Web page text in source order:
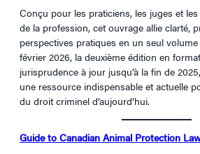
Conçu pour les praticiens, les juges et
de la profession, cet ouvrage allie clarté,
perspectives pratiques en un seul
février 2026, la deuxième édition en
jurisprudence à jour jusqu’à la fin de
une ressource indispensable et actuelle
du droit criminel d’aujourd’hui.
Guide to Canadian Animal Protection